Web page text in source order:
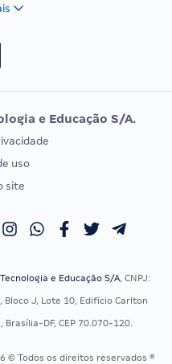
Vunesp
EXAME DE ORDEM
Calendário OAB
e Educação S/A.
uso
site
e Educação S/A, CNPJ:
Bloco J, Lote 10, Edifício Carlton
Brasília-DF, CEP 70.070-120.
© Todos os direitos reservados ®